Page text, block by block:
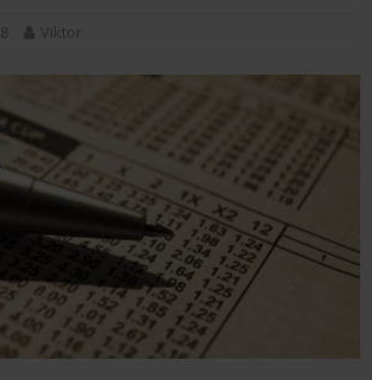
Viktor